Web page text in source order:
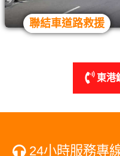
聯結車道路救援
東港
24小時服務專